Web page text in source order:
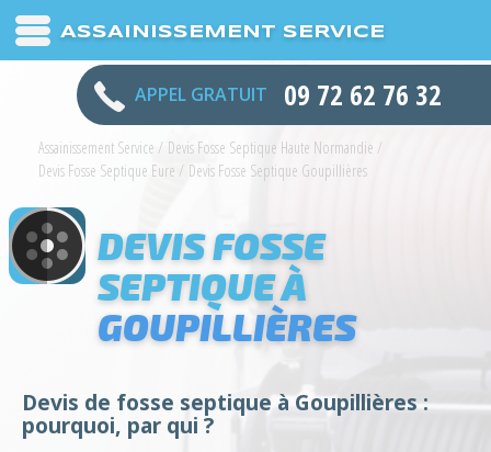
ASSAINISSEMENT SERVICE
APPEL GRATUIT 09 72 62 76 32
Assainissement Service / Devis Fosse Septique Haute Normandie /
Devis Fosse Septique Eure / Devis Fosse Septique Goupillières
DEVIS FOSSE
SEPTIQUE À
GOUPILLIÈRES
Devis de fosse septique à Goupillières :
pourquoi, par qui ?